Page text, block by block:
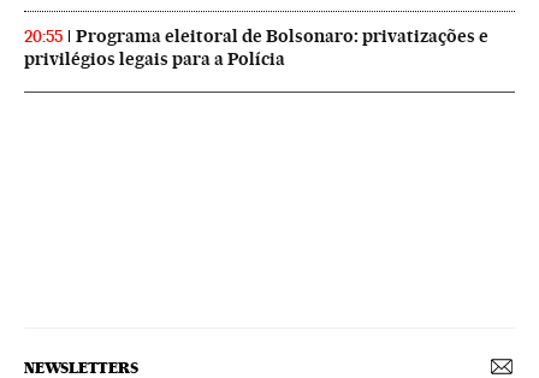
20:55
Programa eleitoral de Bolsonaro: privatizações e
privilégios legais para a Polícia
NEWSLETTERS